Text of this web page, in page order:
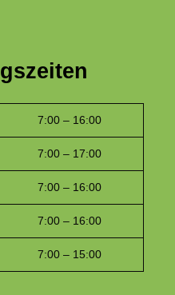
7:00 – 16:00
7:00 – 17:00
7:00 – 16:00
7:00 – 16:00
7:00 – 15:00